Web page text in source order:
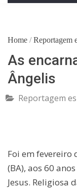
Home / Reportagem
As
Ângelis
Reportagem
Foi em fevereiro
(BA), aos 60
Jesus. Religiosa